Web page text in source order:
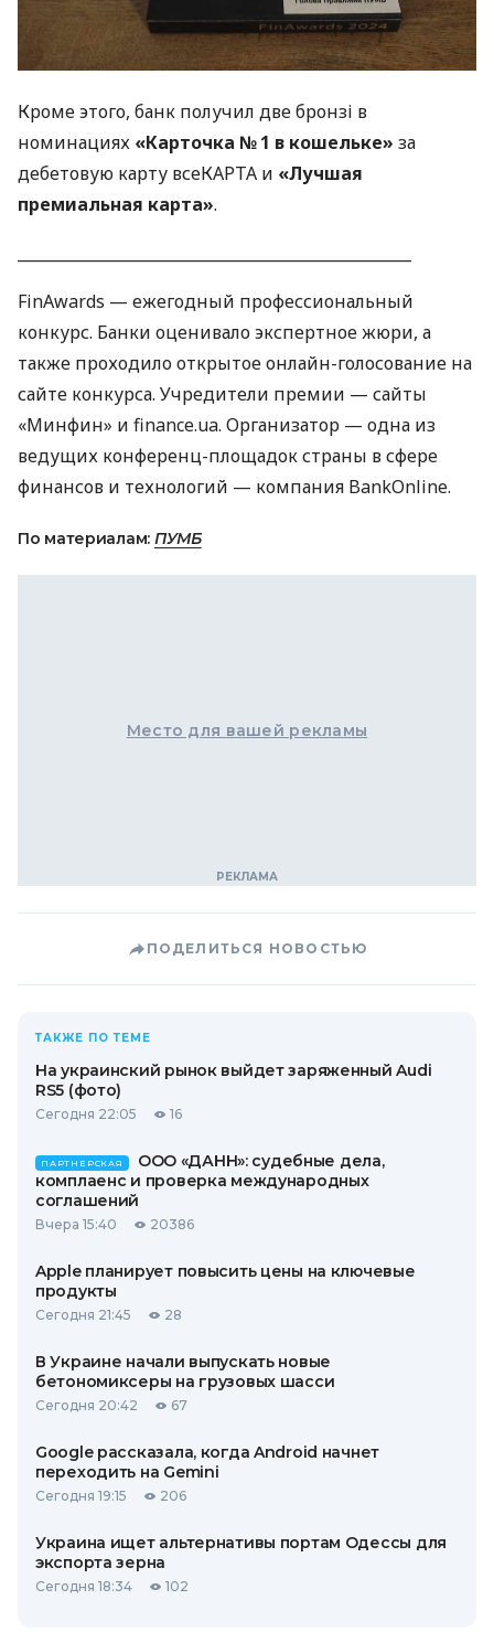
Кроме этого, банк получил две бронзі в
номинациях «Карточка № 1 в кошельке» за
дебетовую карту всеКАРТА и «Лучшая
премиальная карта».
FinAwards — ежегодный профессиональный
конкурс. Банки оценивало экспертное жюри, а
также проходило открытое онлайн-голосование на
сайте конкурса. Учредители премии — сайты
«Минфин» и finance.ua. Организатор — одна из
ведущих конференц-площадок страны в сфере
финансов и технологий — компания BankOnline.
По материалам: ПУМБ
Место для вашей рекламы
ПОДЕЛИТЬСЯ НОВОСТЬЮ
ТАКЖЕ ПО ТЕМЕ
На украинский рынок выйдет заряженный Audi
RS5 (фото)
Сегодня 22:05 16
ПАРТНЕРСКАЯ
ООО «ДАНН»: судебные дела,
комплаенс и проверка международных
соглашений
Вчера 15:40 20386
Apple планирует повысить цены на ключевые
продукты
Сегодня 21:45 28
В Украине начали выпускать новые
бетономиксеры на грузовых шасси
Сегодня 20:42 67
Google рассказала, когда Android начнет
переходить на Gemini
Сегодня 19:15 206
Украина ищет альтернативы портам Одессы для
экспорта зерна
Сегодня 18:34 102